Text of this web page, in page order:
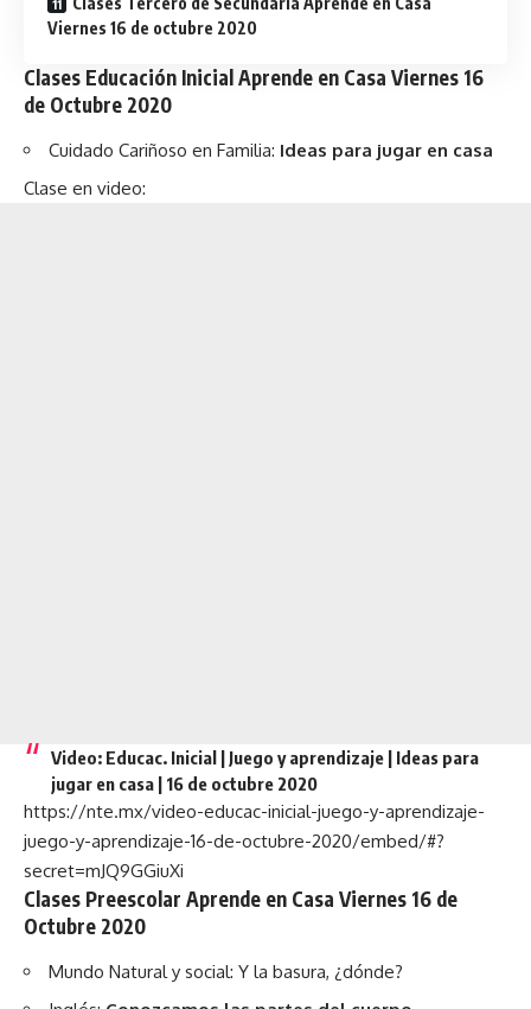
Viernes 16 de octubre 2020
Clases Educación Inicial Aprende en Casa Viernes 16
de Octubre 2020
Cuidado Cariñoso en Familia: Ideas para jugar en casa
Clase en video:
Video: Educac. Inicial | Juego y aprendizaje | Ideas para
jugar en casa | 16 de octubre 2020
https://nte.mx/video-educac-inicial-juego-y-aprendizaje-
juego-y-aprendizaje-16-de-octubre-2020/embed/#?
secret=mJQ9GGiuXi
Clases Preescolar Aprende en Casa Viernes 16 de
Octubre 2020
Mundo Natural y social: Y la basura, ¿dónde?